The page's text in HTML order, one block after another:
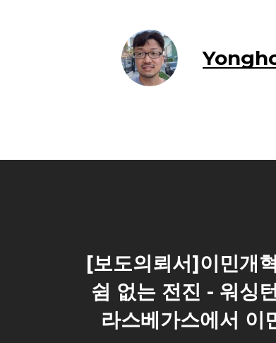
[보도의뢰서]이민개
쉼 없는 전진 - 워싱
라스베가스에서 이